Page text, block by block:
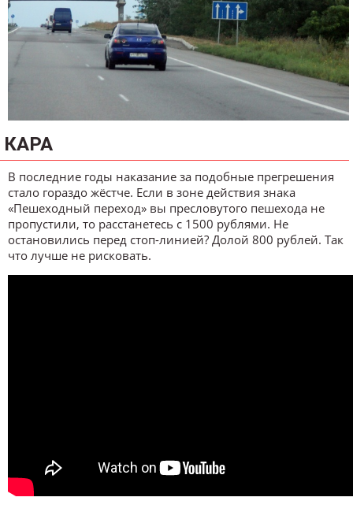
КАРА
В последние годы наказание за подобные прегрешения
стало гораздо жёстче. Если в зоне действия знака
«Пешеходный переход» вы пресловутого пешехода не
пропустили, то расстанетесь с 1500 рублями. Не
остановились перед стоп-линией? Долой 800 рублей. Так
что лучше не рисковать.